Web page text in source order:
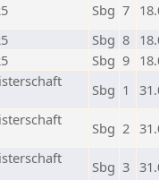
Sbg 7
Sbg 8
Sbg 9
Sbg 1
Sbg 2
Sbg 3